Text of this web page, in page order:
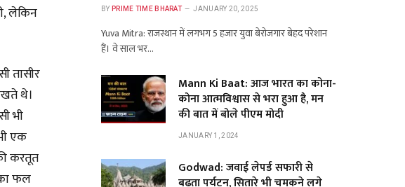
लेकिन
तासीर
थे।
भी
एक
करतूत
फल
BY PRIME TIME BHARAT JANUARY 20, 2025
Yuva Mitra: राजस्थान में लगभग 5 हजार युवा बेरोजगार बेहद परेशान
हैं। वे साल भर…
Mann Ki Baat: आज भारत का कोना-
कोना आत्मविश्वास से भरा हुआ है, मन
की बात में बोले पीएम मोदी
JANUARY 1, 2024
Godwad: जवाई लेपर्ड सफारी से
बढ़ता पर्यटन, सितारे भी चमकने लगे